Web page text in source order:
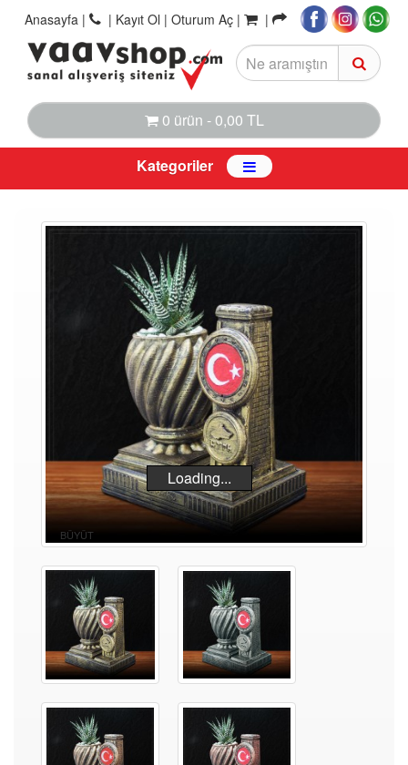
Anasayfa | | Kayıt Ol | Oturum Aç | |
0 ürün - 0,00 TL
Kategoriler
Loading...
BÜYÜT